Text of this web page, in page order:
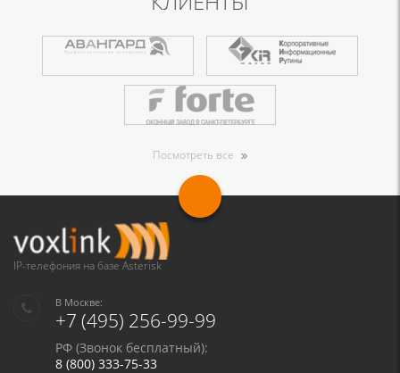
Посмотреть все
IP-телефония на базе Asterisk
В Москве:
+7 (495) 256-99-99
РФ (Звонок бесплатный):
8 (800) 333-75-33